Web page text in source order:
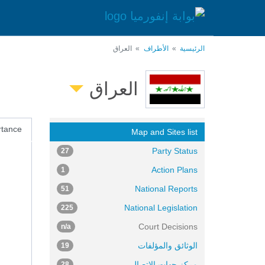
الرئيسية الأطراف العراق
العراق
Map and Sites list
Party Status
27
Action Plans
1
National Reports
51
National Legislation
225
Court Decisions
n/a
الوثائق والمؤلفات 19